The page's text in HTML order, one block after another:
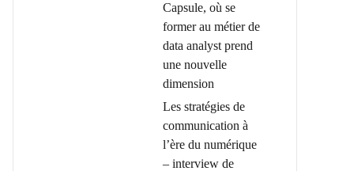
Capsule, où se
former au métier de
data analyst prend
une nouvelle
dimension
Les stratégies de
communication à
l’ère du numérique
– interview de